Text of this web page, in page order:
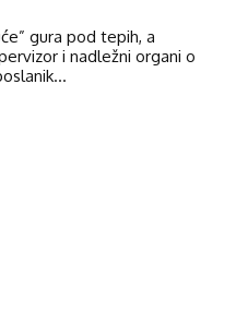
gura pod tepih, a
i nadležni organi o